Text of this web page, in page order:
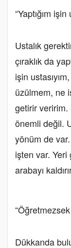
“Yaptığım işin
Ustalık
çıraklık da
işin
üzülmem, ne
getirir
önemli değil.
yönüm de var.
işten var.
arabayı
Dükkanda